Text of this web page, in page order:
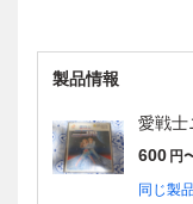
製品情報
愛戦士
600 円
同じ製